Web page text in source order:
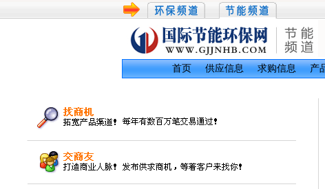
首页 供应信息 求购信息 产